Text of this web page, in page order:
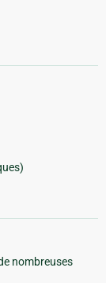
nombreuses